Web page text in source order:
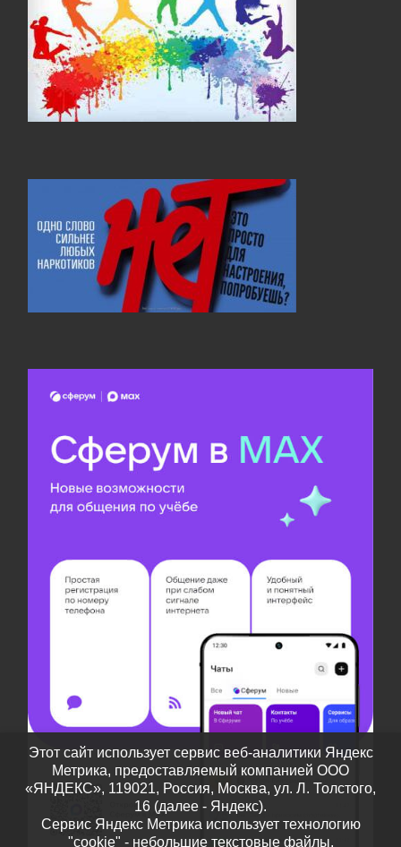
Этот сайт использует сервис веб-аналитики Яндекс
Метрика, предоставляемый компанией ООО
«ЯНДЕКС», 119021, Россия, Москва, ул. Л. Толстого,
16 (далее - Яндекс).
Сервис Яндекс Метрика использует технологию
"cookie" - небольшие текстовые файлы,